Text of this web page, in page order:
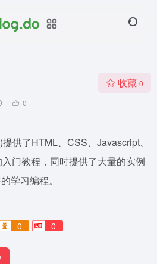
0
收藏 0
供了HTML、CSS、Javascript、
门教程，同时提供了大量的实例
学习编程。
0 0